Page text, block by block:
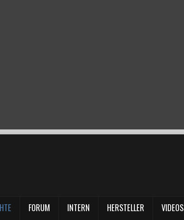
FORUM INTERN HERSTELLER VIDEOS